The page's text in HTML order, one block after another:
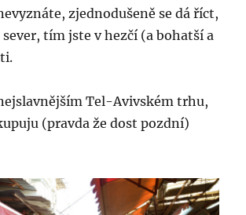
zjednodušeně se dá říct,
sever, tím jste v hezčí (a bohatší a
Tel-Avivském trhu,
(pravda že dost pozdní)